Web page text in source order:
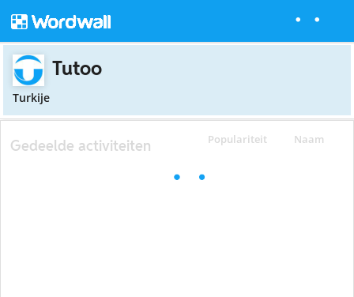
Tutoo
Turkije
Populariteit Naam
Gedeelde activiteiten